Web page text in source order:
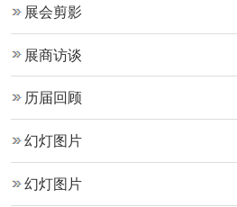
展会剪影
展商访谈
历届回顾
幻灯图片
幻灯图片